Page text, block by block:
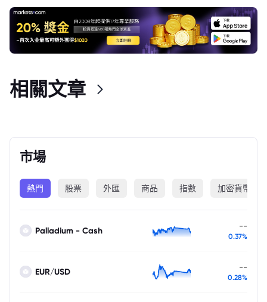
市場
熱門 股票 外匯 商品 指數 加密貨幣
Palladium - Cash --
0.37%
EUR/USD --
0.28%
相關文章